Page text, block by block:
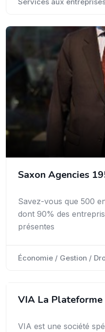
Services aux
Saxon Agencies
Savez-vous que 500
dont 90% des
présentes
Économie / Gestion /
VIA La
VIA est une société